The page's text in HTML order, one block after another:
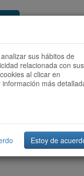
Registrate ahora
por:Más recientes
sus hábitos de
relacionada con sus
al clicar en
información más
Estoy de